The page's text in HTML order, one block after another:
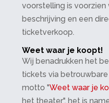
voorstelling is voorzien
beschrijving en een
ticketverkoop.
Weet waar je koopt!
Wij benadrukken het
tickets via
motto "Weet waar je
het theater", het is